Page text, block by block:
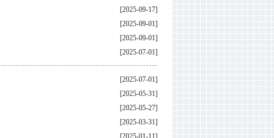
[2025-09-17]
[2025-09-01]
[2025-09-01]
[2025-07-01]
[2025-07-01]
[2025-05-31]
[2025-05-27]
[2025-03-31]
[2025-01-11]